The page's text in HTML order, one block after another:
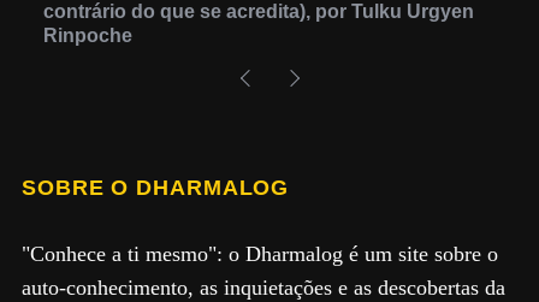
contrário do que se acredita), por Tulku Urgyen
Rinpoche
SOBRE O DHARMALOG
"Conhece a ti mesmo": o Dharmalog é um site sobre o
auto-conhecimento, as inquietações e as descobertas da